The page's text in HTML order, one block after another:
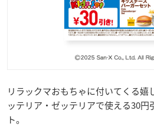
リラックマおもちゃに付いてくる嬉
ッテリア・ゼッテリアで使える30
ト。